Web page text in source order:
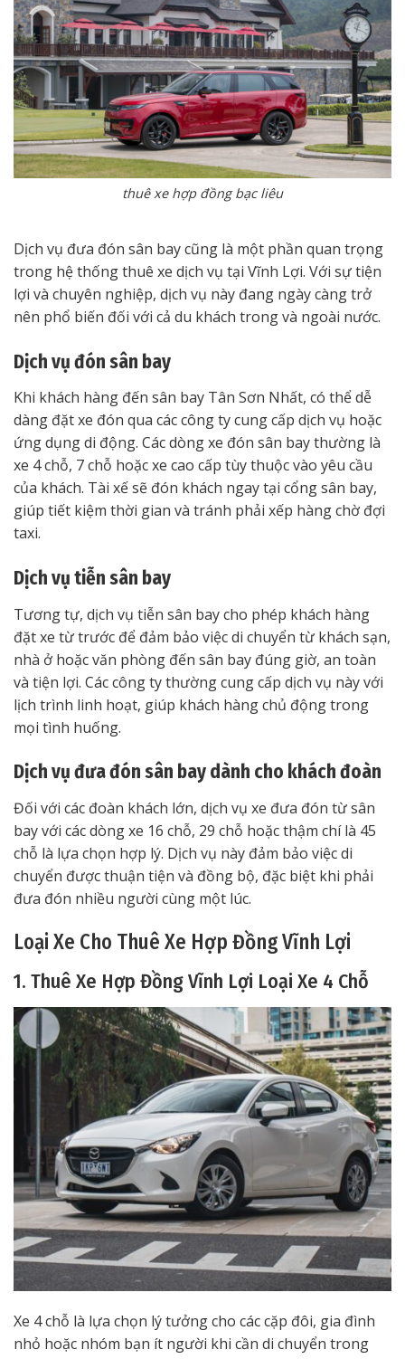
thuê xe hợp đồng bạc liêu
Dịch vụ đưa đón sân bay cũng là một phần quan trọng
trong hệ thống thuê xe dịch vụ tại Vĩnh Lợi. Với sự tiện
lợi và chuyên nghiệp, dịch vụ này đang ngày càng trở
nên phổ biến đối với cả du khách trong và ngoài nước.
Dịch vụ đón sân bay
Khi khách hàng đến sân bay Tân Sơn Nhất, có thể dễ
dàng đặt xe đón qua các công ty cung cấp dịch vụ hoặc
ứng dụng di động. Các dòng xe đón sân bay thường là
xe 4 chỗ, 7 chỗ hoặc xe cao cấp tùy thuộc vào yêu cầu
của khách. Tài xế sẽ đón khách ngay tại cổng sân bay,
giúp tiết kiệm thời gian và tránh phải xếp hàng chờ đợi
taxi.
Dịch vụ tiễn sân bay
Tương tự, dịch vụ tiễn sân bay cho phép khách hàng
đặt xe từ trước để đảm bảo việc di chuyển từ khách sạn,
nhà ở hoặc văn phòng đến sân bay đúng giờ, an toàn
và tiện lợi. Các công ty thường cung cấp dịch vụ này với
lịch trình linh hoạt, giúp khách hàng chủ động trong
mọi tình huống.
Dịch vụ đưa đón sân bay dành cho khách đoàn
Đối với các đoàn khách lớn, dịch vụ xe đưa đón từ sân
bay với các dòng xe 16 chỗ, 29 chỗ hoặc thậm chí là 45
chỗ là lựa chọn hợp lý. Dịch vụ này đảm bảo việc di
chuyển được thuận tiện và đồng bộ, đặc biệt khi phải
đưa đón nhiều người cùng một lúc.
Loại Xe Cho Thuê Xe Hợp Đồng Vĩnh Lợi
1. Thuê Xe Hợp Đồng Vĩnh Lợi Loại Xe 4 Chỗ
Xe 4 chỗ là lựa chọn lý tưởng cho các cặp đôi, gia đình
nhỏ hoặc nhóm bạn ít người khi cần di chuyển trong